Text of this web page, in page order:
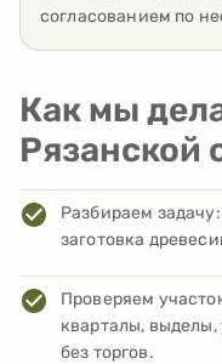
согласованием по
Как мы
Рязанской
Разбираем
заготовка
Проверяем
кварталы,
без торгов.